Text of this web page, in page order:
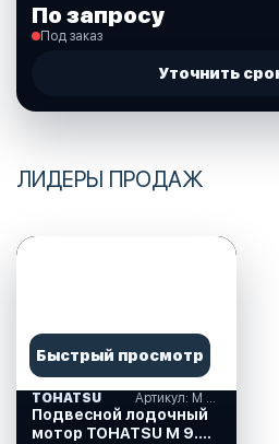
По запросу
Под заказ
Уточнить
ЛИДЕРЫ ПРОДАЖ
Быстрый просмотр
TOHATSU
Подвесной лодочный
мотор TOHATSU M 9.8